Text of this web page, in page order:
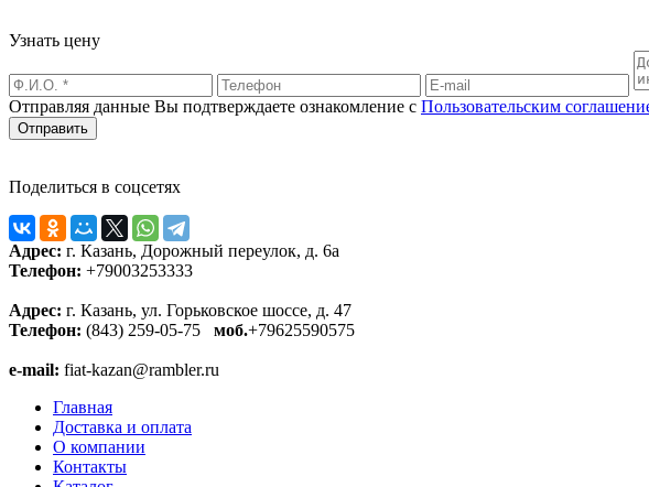
Узнать цену
Отправляя данные Вы подтверждаете ознакомление с Пользовательским
Поделиться в соцсетях
Адрес: г. Казань, Дорожный переулок, д. 6а
Телефон: +79003253333
Адрес: г. Казань, ул. Горьковское шоссе, д. 47
Телефон: (843) 259-05-75 моб.+79625590575
e-mail: fiat-kazan@rambler.ru
Главная
Доставка и оплата
О компании
Контакты